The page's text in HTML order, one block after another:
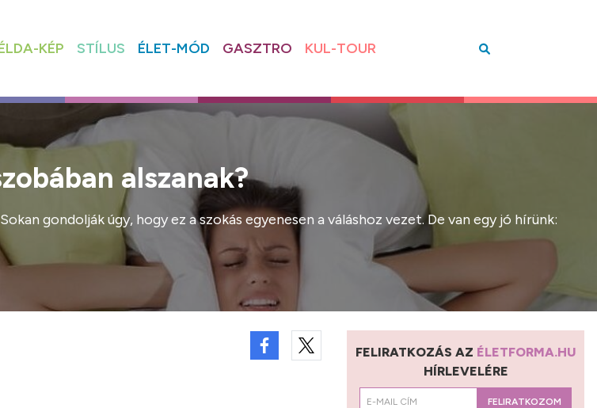
KÉP STÍLUS ÉLET-MÓD GASZTRO KUL-TOUR
alszanak?
gondolják úgy, hogy ez a szokás egyenesen a váláshoz vezet. De van egy jó hírünk:
FELIRATKOZÁS AZ ÉLETFORMA.HU
HÍRLEVELÉRE
FELIRATKOZOM